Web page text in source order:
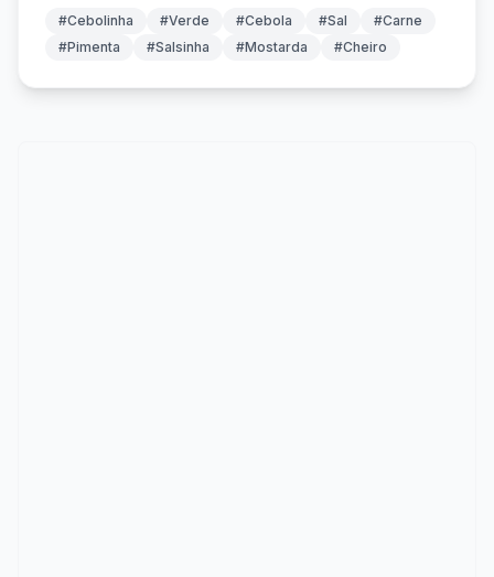
#Cebolinha #Verde #Cebola #Sal
#Carne
#Pimenta
#Salsinha #Mostarda #Cheiro